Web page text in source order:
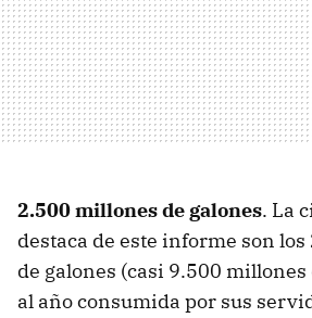
2.500 millones de galones. La
destaca de este informe son
de galones (casi 9.500
al año consumida por sus